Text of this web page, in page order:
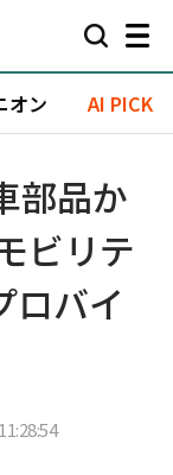
オン AI PICK
部品か
ビリテ
ロバイ